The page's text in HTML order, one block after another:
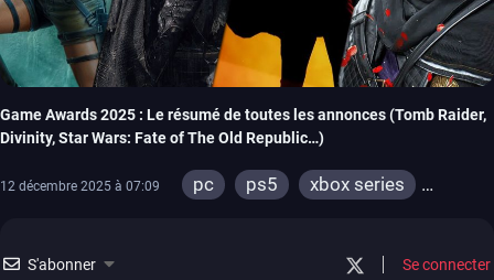
Game Awards 2025 : Le résumé de toutes les annonces (Tomb Raider,
Divinity, Star Wars: Fate of The Old Republic…)
12 décembre 2025 à 07:09 pc ps5
xbox series
S'abonner Se connecter